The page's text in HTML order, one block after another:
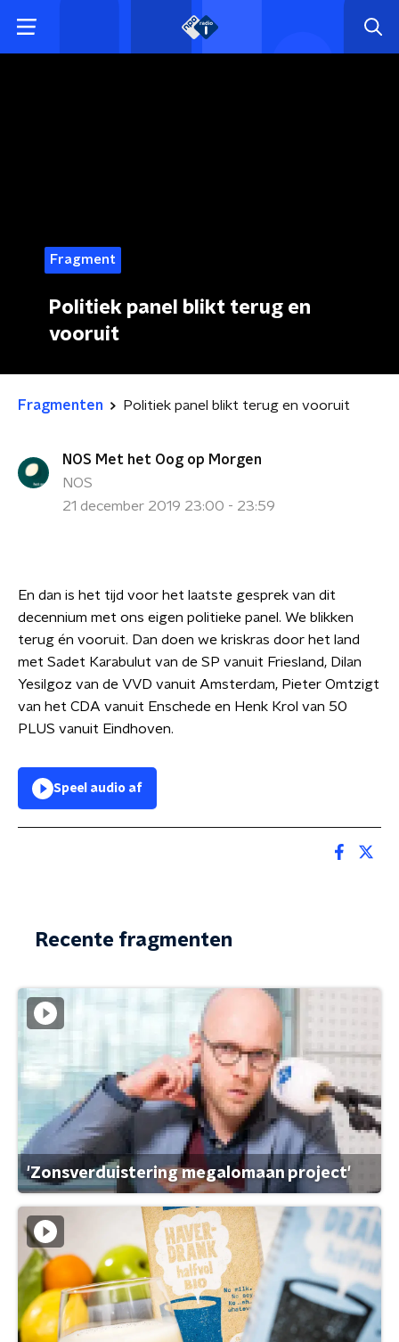
Fragment
Politiek panel blikt terug en
vooruit
Fragmenten Politiek panel blikt terug en vooruit
NOS Met het Oog op Morgen
NOS
21 december 2019 23:00 - 23:59
En dan is het tijd voor het laatste gesprek van dit
decennium met ons eigen politieke panel. We blikken
terug én vooruit. Dan doen we kriskras door het land
met Sadet Karabulut van de SP vanuit Friesland, Dilan
Yesilgoz van de VVD vanuit Amsterdam, Pieter Omtzigt
van het CDA vanuit Enschede en Henk Krol van 50
PLUS vanuit Eindhoven.
Speel audio af
Recente fragmenten
'Zonsverduistering megalomaan project'